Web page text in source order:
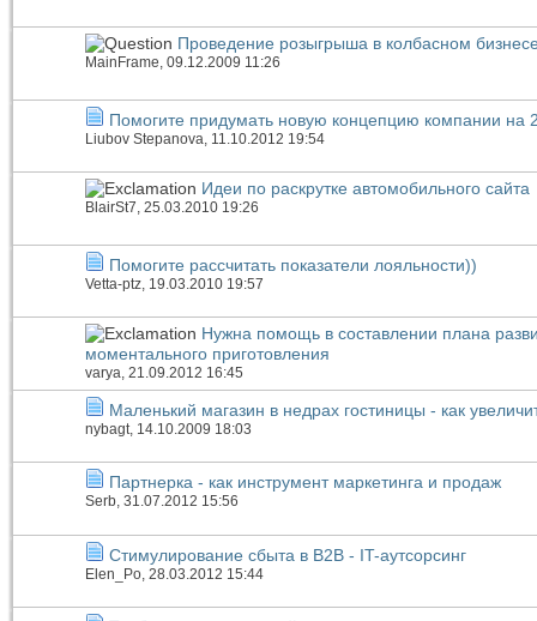
Проведение розыгрыша в колбасном
MainFrame, 09.12.2009 11:26
Помогите придумать новую концепцию компании на
Liubov Stepanova, 11.10.2012 19:54
Идеи по раскрутке автомобильного сайта
BlairSt7, 25.03.2010 19:26
Помогите рассчитать показатели лояльности))
Vetta-ptz, 19.03.2010 19:57
Нужна помощь в составлении плана
моментального приготовления
varya, 21.09.2012 16:45
Маленький магазин в недрах гостиницы - как
nybagt, 14.10.2009 18:03
Партнерка - как инструмент маркетинга и продаж
Serb, 31.07.2012 15:56
Стимулирование сбыта в B2B - IT-аутсорсинг
Elen_Po , 28.03.2012 15:44